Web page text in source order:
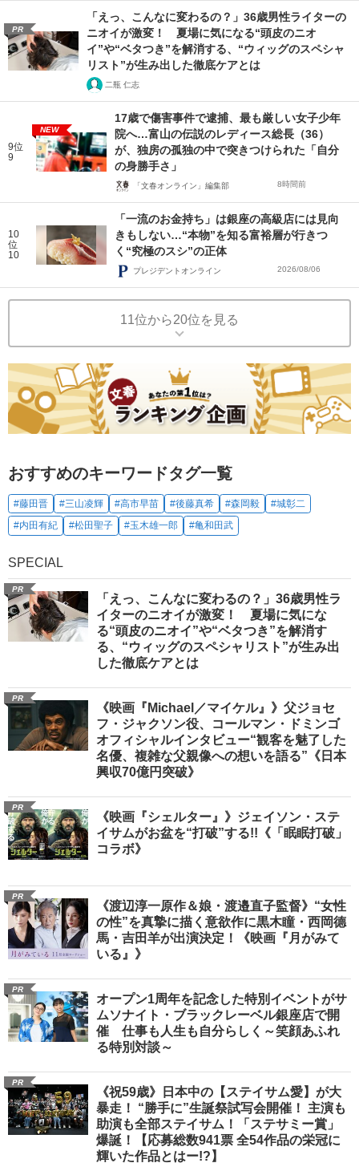
PR
「えっ、こんなに変わるの？」36歳男性ライターの
ニオイが激変！ 夏場に気になる“頭皮のニオ
イ”や“ベタつき”を解消する、“ウィッグのスペシャ
リスト”が生み出した徹底ケアとは
二瓶 仁志
9位
9
NEW
17歳で傷害事件で逮捕、最も厳しい女子少年
院へ…富山の伝説のレディース総長（36）
が、独房の孤独の中で突きつけられた「自分
の身勝手さ」
「文春オンライン」編集部 8時間前
10
位
10
「一流のお金持ち」は銀座の高級店には見向
きもしない…“本物”を知る富裕層が行きつ
く“究極のスシ”の正体
プレジデントオンライン 2026/08/06
11位から20位を見る
おすすめのキーワードタグ一覧
#藤田晋 #三山凌輝 #高市早苗 #後藤真希 #森岡毅
#城彰二
#内田有紀
#松田聖子 #玉木雄一郎 #亀和田武
SPECIAL
PR
「えっ、こんなに変わるの？」36歳男性ラ
イターのニオイが激変！ 夏場に気にな
る“頭皮のニオイ”や“ベタつき”を解消す
る、“ウィッグのスペシャリスト”が生み出
した徹底ケアとは
PR
《映画『Michael／マイケル』》父ジョセ
フ・ジャクソン役、コールマン・ドミンゴ
オフィシャルインタビュー“観客を魅了した
名優、複雑な父親像への想いを語る”《日本
興収70億円突破》
PR
《映画『シェルター』》ジェイソン・ステ
イサムがお盆を“打破”する!!《「眠眠打破」
コラボ》
PR
《渡辺淳一原作＆娘・渡邉直子監督》“女性
の性”を真摯に描く意欲作に黒木瞳・西岡德
馬・吉田羊が出演決定！《映画『月がみて
いる』》
PR
オープン1周年を記念した特別イベントがサ
ムソナイト・ブラックレーベル銀座店で開
催 仕事も人生も自分らしく～笑顔あふれ
る特別対談～
PR
《祝59歳》日本中の【ステイサム愛】が大
暴走！ “勝手に”生誕祭試写会開催！ 主演も
助演も全部ステイサム！「ステサミー賞」
爆誕！【応募総数941票 全54作品の栄冠に
輝いた作品とはー!?】